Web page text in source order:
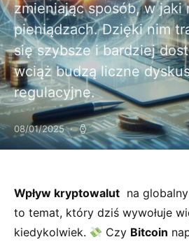
zmieniając sposób, w jaki
pieniądzach. Dzięki nim
się szybsze i bardziej
wciąż budzą liczne
regulacyjne.
08/01/2025
Wpływ kryptowalut
na
to temat, który dziś wywołuje
kiedykolwiek.
Czy Bitcoin